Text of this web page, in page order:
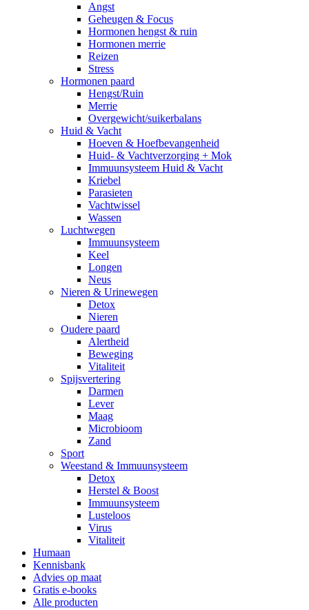
Angst
Geheugen & Focus
Hormonen hengst & ruin
Hormonen merrie
Reizen
Stress
Hormonen paard
Hengst/Ruin
Merrie
Overgewicht/suikerbalans
Huid & Vacht
Hoeven & Hoefbevangenheid
Huid- & Vachtverzorging + Mok
Immuunsysteem Huid & Vacht
Kriebel
Parasieten
Vachtwissel
Wassen
Luchtwegen
Immuunsysteem
Keel
Longen
Neus
Nieren & Urinewegen
Detox
Nieren
Oudere paard
Alertheid
Beweging
Vitaliteit
Spijsvertering
Darmen
Lever
Maag
Microbioom
Zand
Sport
Weestand & Immuunsysteem
Detox
Herstel & Boost
Immuunsysteem
Lusteloos
Virus
Vitaliteit
Humaan
Kennisbank
Advies op maat
Gratis e-books
Alle producten